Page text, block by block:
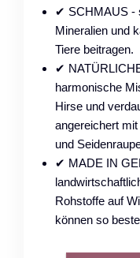
✔ SCHMAUS -
Mineralien und
Tiere beitragen.
✔
harmonische
Hirse und
angereichert
und
✔ MADE IN
Rohstoffe auf
können so